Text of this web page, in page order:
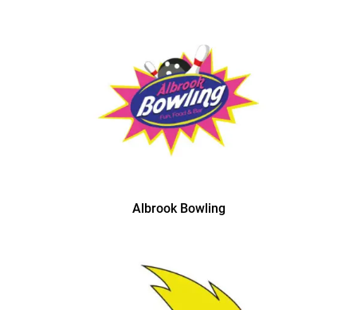
Albrook Bowling